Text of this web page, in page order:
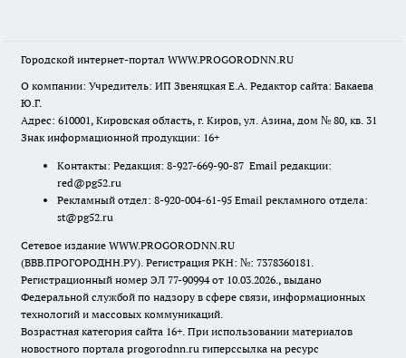
Городской интернет-портал WWW.PROGORODNN.RU
О компании: Учредитель: ИП Звеняцкая Е.А. Редактор сайта: Бакаева
Ю.Г.
Адрес: 610001, Кировская область, г. Киров, ул. Азина, дом № 80, кв. 31
Знак информационной продукции: 16+
Контакты: Редакция: 8-927-669-90-87 Email редакции:
red@pg52.ru
Рекламный отдел: 8-920-004-61-95 Email рекламного отдела:
st@pg52.ru
Сетевое издание WWW.PROGORODNN.RU
(ВВВ.ПРОГОРОДНН.РУ). Регистрация РКН: №: 7378360181.
Регистрационный номер ЭЛ 77-90994 от 10.03.2026., выдано
Федеральной службой по надзору в сфере связи, информационных
технологий и массовых коммуникаций.
Возрастная категория сайта 16+. При использовании материалов
новостного портала progorodnn.ru гиперссылка на ресурс